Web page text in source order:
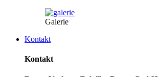
Galerie
Kontakt
Kontakt